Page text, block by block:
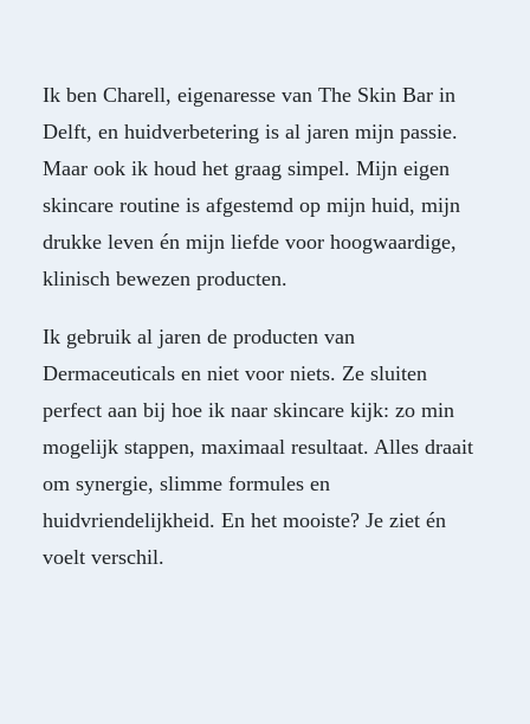
Ik ben Charell, eigenaresse van The Skin Bar in
Delft, en huidverbetering is al jaren mijn passie.
Maar ook ik houd het graag simpel. Mijn eigen
skincare routine is afgestemd op mijn huid, mijn
drukke leven én mijn liefde voor hoogwaardige,
klinisch bewezen producten.
Ik gebruik al jaren de producten van
Dermaceuticals en niet voor niets. Ze sluiten
perfect aan bij hoe ik naar skincare kijk: zo min
mogelijk stappen, maximaal resultaat. Alles draait
om synergie, slimme formules en
huidvriendelijkheid. En het mooiste? Je ziet én
voelt verschil.